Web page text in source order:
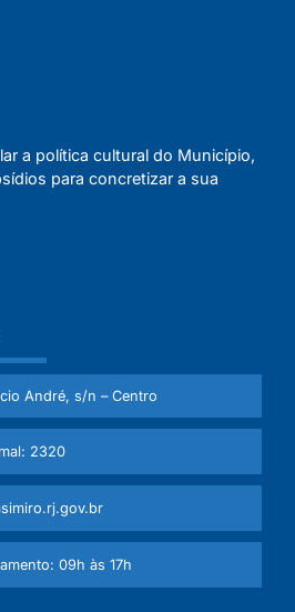
a política cultural do Município,
para concretizar a sua
André, s/n – Centro
2320
09h às 17h